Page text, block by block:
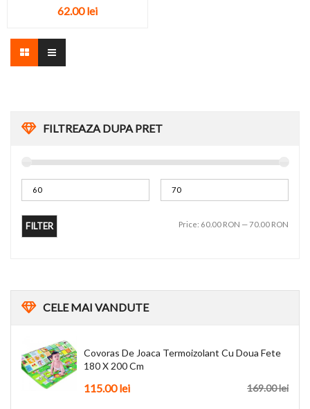
FILTREAZA DUPA PRET
FILTER Price: 60.00 RON —70.00 RON
CELEMAI VANDUTE
Covoras De Joaca Termoizolant Cu Doua Fete
180 X 200 Cm
169.00 lei
115.00 lei
62.00 lei